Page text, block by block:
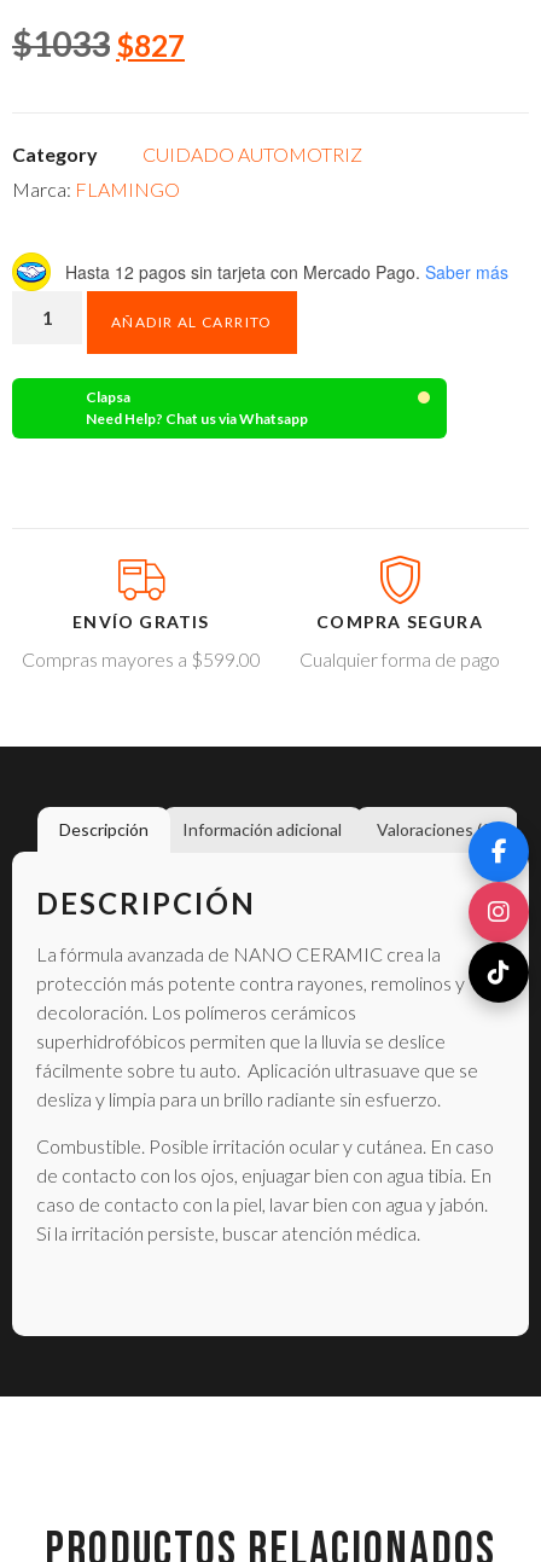
$1033 $827
Category
CUIDADO AUTOMOTRIZ
Marca: FLAMINGO
Hasta 12 pagos sin tarjeta con Mercado Pago. Saber más
AÑADIR AL CARRITO
Clapsa
Need Help? Chat us via Whatsapp
ENVÍO GRATIS
Compras mayores a $599.00
COMPRA SEGURA
Cualquier forma de pago
Descripción Información adicional Valoraciones (0)
DESCRIPCIÓN
La fórmula avanzada de NANO CERAMIC crea la
protección más potente contra rayones, remolinos y
decoloración. Los polímeros cerámicos
superhidrofóbicos permiten que la lluvia se deslice
fácilmente sobre tu auto. Aplicación ultrasuave que se
desliza y limpia para un brillo radiante sin esfuerzo.
Combustible. Posible irritación ocular y cutánea. En caso
de contacto con los ojos, enjuagar bien con agua tibia. En
caso de contacto con la piel, lavar bien con agua y jabón.
Si la irritación persiste, buscar atención médica.